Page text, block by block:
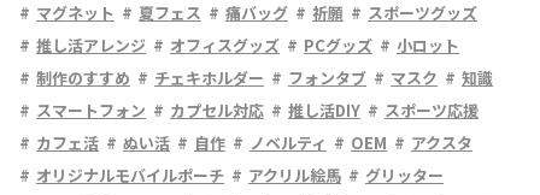
マグネット
夏フェス 痛バッグ 祈願
スポーツグッズ
推し活アレンジ
オフィスグッズ PCグッズ
小ロット
制作のすすめ
チェキホルダー フォンタブ マスク
知識
スマートフォン
カプセル対応 推し活DIY
スポーツ応援
カフェ活
ぬい活 自作 ノベルティ OEM
アクスタ
オリジナルモバイルポーチ
アクリル絵馬
グリッター